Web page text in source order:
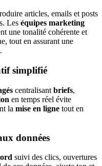
articles, emails et posts
Les équipes marketing
une tonalité cohérente et
tout en assurant une
simplifié
centralisant briefs,
en temps réel évite
la mise en ligne tout en
données
suivi des clics, ouvertures